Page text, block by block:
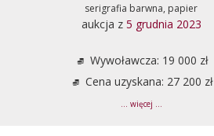
serigrafia barwna, papier
aukcja z 5 grudnia 2023
Wywoławcza: 19 000 zł
Cena uzyskana: 27 200 zł
... więcej ...